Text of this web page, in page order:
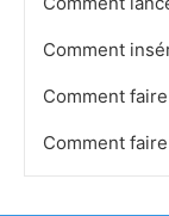
Comment